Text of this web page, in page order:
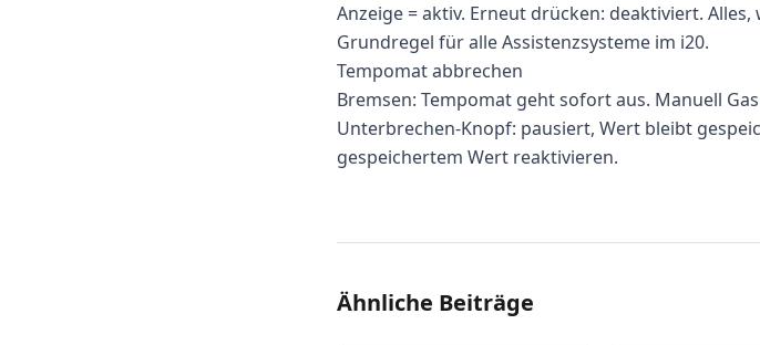
Anzeige = aktiv. Erneut drücken: deaktiviert.
Grundregel für alle Assistenzsysteme im i20.
Tempomat abbrechen
Bremsen: Tempomat geht sofort aus. Manuell
Unterbrechen-Knopf: pausiert, Wert bleibt
gespeichertem Wert reaktivieren.
Ähnliche Beiträge